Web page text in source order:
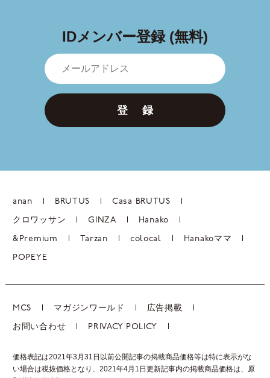
IDメンバー登録 (無料)
登 録
anan BRUTUS Casa BRUTUS
クロワッサン GINZA Hanako
&Premium Tarzan colocal Hanakoママ
POPEYE
MCS マガジンワールド 広告掲載
お問い合わせ PRIVACY POLICY
価格表記は2021年3月31日以前公開記事の掲載商品価格等は特に表示がな
い場合は税抜価格となり、2021年4月1日更新記事内の掲載商品価格は、 原